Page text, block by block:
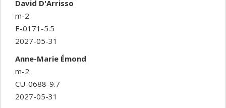
David D'Arrisso
m-2
E-0171-5.5
2027-05-31
Anne-Marie Émond
m-2
CU-0688-9.7
2027-05-31